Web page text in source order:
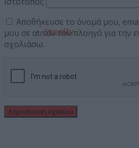
Sexuality
Αποθήκευσε το όνομά μου,
μου σε αυτόν τον πλοηγό για την
σχολιάσω.